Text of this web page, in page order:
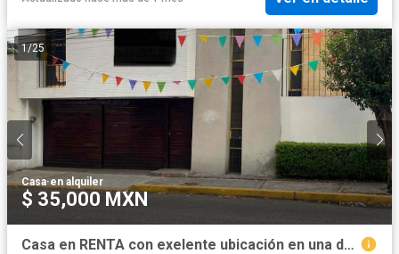
1/25
Casa·en alquiler
$ 35,000 MXN
Casa en RENTA con exelente ubicación en una de las mejores zonas de Toluca.